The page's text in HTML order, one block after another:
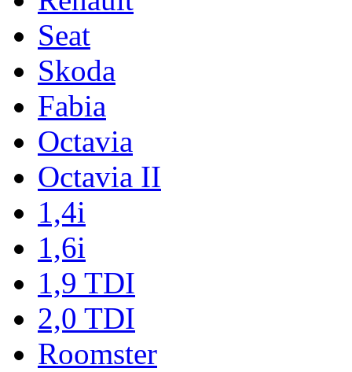
Seat
Skoda
Fabia
Octavia
Octavia II
1,4i
1,6i
1,9 TDI
2,0 TDI
Roomster